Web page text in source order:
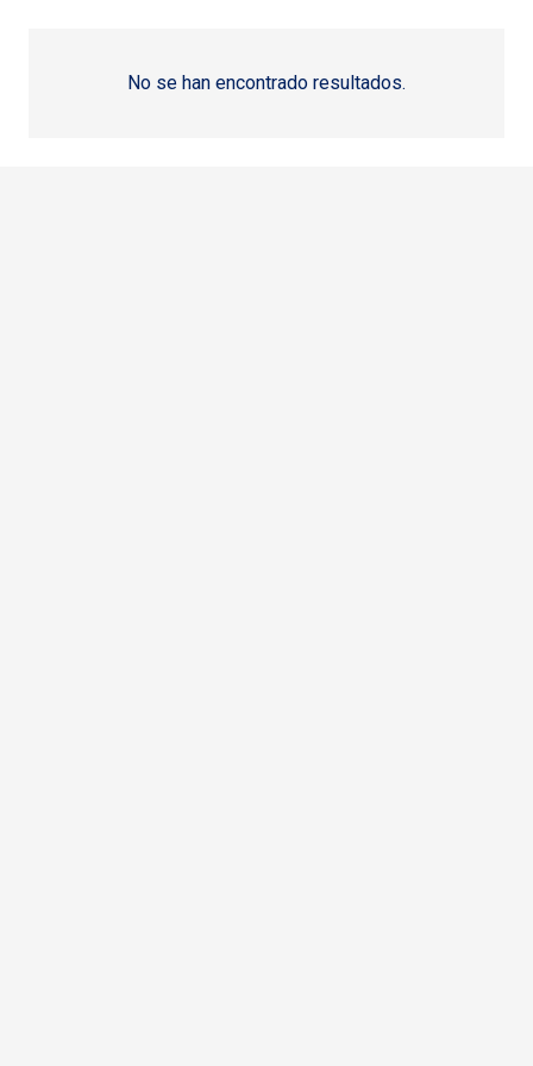
No se han encontrado resultados.